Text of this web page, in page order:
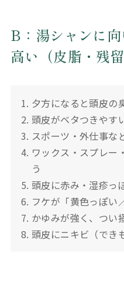
B：湯シャンに
高い（皮脂・残
夕方になると頭皮の
頭皮がベタつきやす
スポーツ・外仕事な
ワックス・スプレー
う
頭皮に赤み・湿疹っ
フケが「黄色っぽい
かゆみが強く、つい
頭皮にニキビ（でき